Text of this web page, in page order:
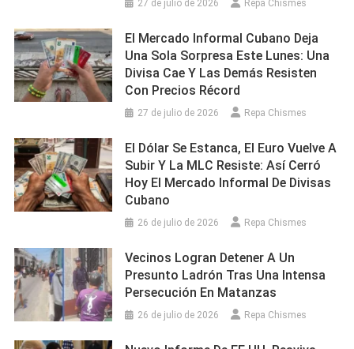
27 de julio de 2026 Repa Chismes
El Mercado Informal Cubano Deja
Una Sola Sorpresa Este Lunes: Una
Divisa Cae Y Las Demás Resisten
Con Precios Récord
27 de julio de 2026 Repa Chismes
El Dólar Se Estanca, El Euro Vuelve A
Subir Y La MLC Resiste: Así Cerró
Hoy El Mercado Informal De Divisas
Cubano
26 de julio de 2026 Repa Chismes
Vecinos Logran Detener A Un
Presunto Ladrón Tras Una Intensa
Persecución En Matanzas
26 de julio de 2026 Repa Chismes